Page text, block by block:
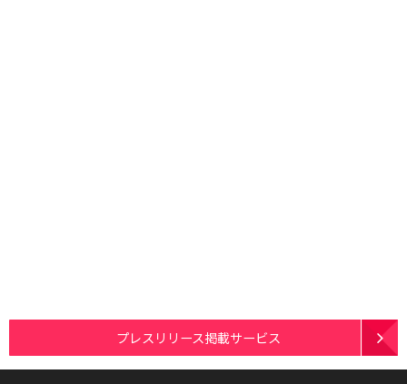
プレスリリース掲載サービス